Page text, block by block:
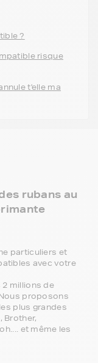
?
risque
t'elle ma
rubans au
particuliers et
avec votre
2 millions de
proposons
plus grandes
Brother,
et même les